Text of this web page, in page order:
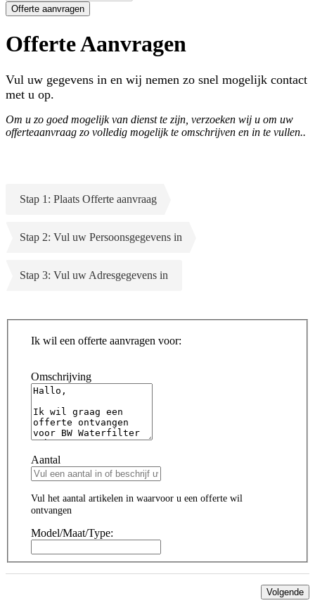
Offerte aanvragen
Offerte Aanvragen
Vul uw gegevens in en wij nemen zo snel mogelijk contact
met u op.
Om u zo goed mogelijk van dienst te zijn, verzoeken wij u om uw
offerteaanvraag zo volledig mogelijk te omschrijven en in te vullen..
Stap 1: Plaats Offerte aanvraag
Stap 2: Vul uw Persoonsgegevens in
Stap 3: Vul uw Adresgegevens in
Ik wil een offerte aanvragen voor:
Omschrijving
Aantal
Vul het aantal artikelen in waarvoor u een offerte wil
ontvangen
Model/Maat/Type:
Volgende